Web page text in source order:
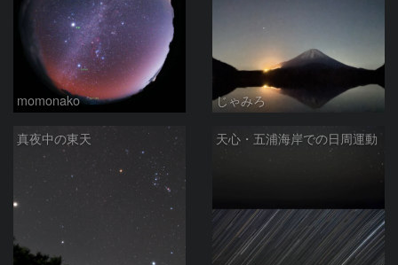
momonako じゃみろ
真夜中の東天 天心・五浦海岸での日周運動